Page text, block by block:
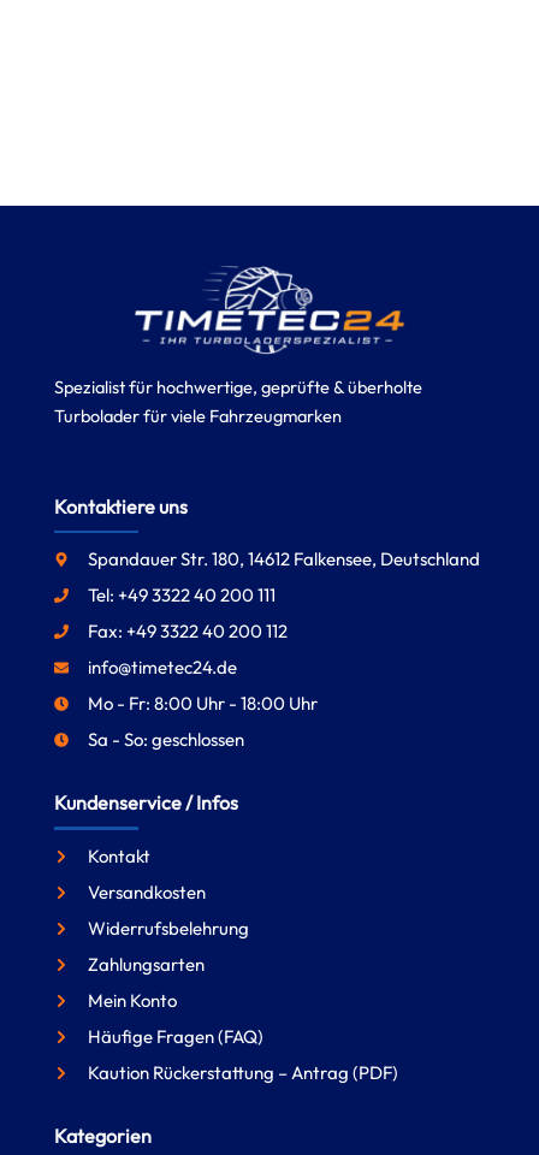
Spezialist für hochwertige, geprüfte & überholte
Turbolader für viele Fahrzeugmarken
Kontaktiere uns
Spandauer Str. 180, 14612 Falkensee, Deutschland
Tel: +49 3322 40 200 111
Fax: +49 3322 40 200 112
info@timetec24.de
Mo - Fr: 8:00 Uhr - 18:00 Uhr
Sa - So: geschlossen
Kundenservice / Infos
Kontakt
Versandkosten
Widerrufsbelehrung
Zahlungsarten
Mein Konto
Häufige Fragen (FAQ)
Kaution Rückerstattung – Antrag (PDF)
Kategorien